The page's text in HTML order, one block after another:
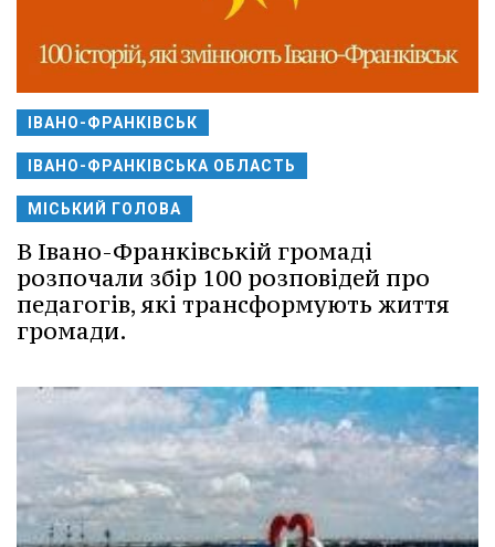
ІВАНО-ФРАНКІВСЬК
ІВАНО-ФРАНКІВСЬКА ОБЛАСТЬ
МІСЬКИЙ ГОЛОВА
В Івано-Франківській громаді
розпочали збір 100 розповідей про
педагогів, які трансформують життя
громади.